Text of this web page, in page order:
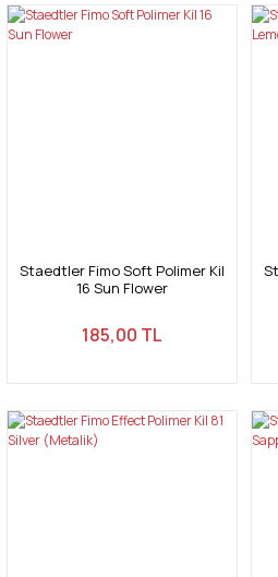
Staedtler Fimo Soft Polimer Kil
16 Sun Flower
185,00 TL